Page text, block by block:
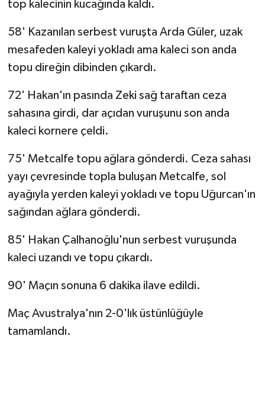
top kalecinin kucağında kaldı.
58' Kazanılan serbest vuruşta Arda Güler, uzak
mesafeden kaleyi yokladı ama kaleci son anda
topu direğin dibinden çıkardı.
72' Hakan'ın pasında Zeki sağ taraftan ceza
sahasına girdi, dar açıdan vuruşunu son anda
kaleci kornere çeldi.
75' Metcalfe topu ağlara gönderdi. Ceza sahası
yayı çevresinde topla buluşan Metcalfe, sol
ayağıyla yerden kaleyi yokladı ve topu Uğurcan'ın
sağından ağlara gönderdi.
85' Hakan Çalhanoğlu'nun serbest vuruşunda
kaleci uzandı ve topu çıkardı.
90' Maçın sonuna 6 dakika ilave edildi.
Maç Avustralya'nın 2-0'lık üstünlüğüyle
tamamlandı.